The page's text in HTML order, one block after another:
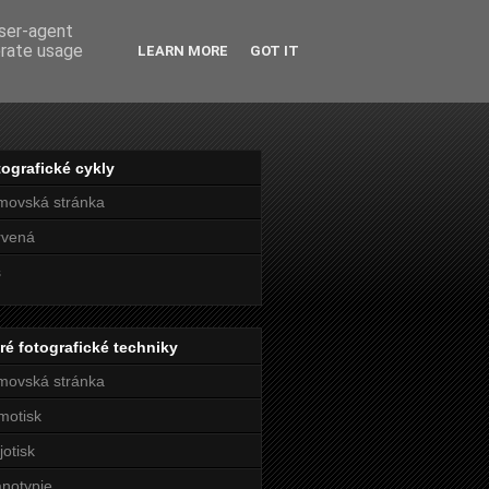
cykly
stránka
fotografické techniky
stránka
agent
usage
LEARN MORE GOT IT